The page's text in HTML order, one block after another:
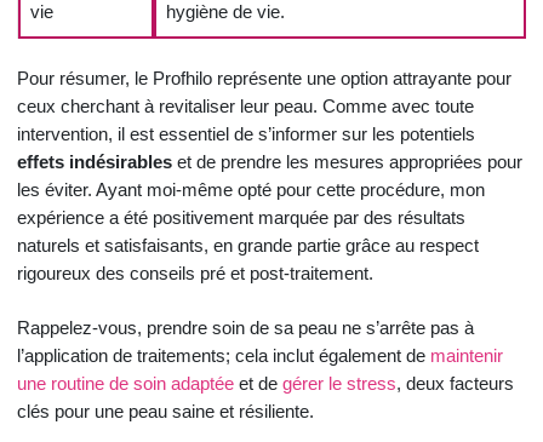
vie
hygiène de vie.
Pour résumer, le Profhilo représente une option attrayante pour
ceux cherchant à revitaliser leur peau. Comme avec toute
intervention, il est essentiel de s’informer sur les potentiels
effets indésirables et de prendre les mesures appropriées pour
les éviter. Ayant moi-même opté pour cette procédure, mon
expérience a été positivement marquée par des résultats
naturels et satisfaisants, en grande partie grâce au respect
rigoureux des conseils pré et post-traitement.
Rappelez-vous, prendre soin de sa peau ne s’arrête pas à
l’application de traitements; cela inclut également de maintenir
une routine de soin adaptée et de gérer le stress, deux facteurs
clés pour une peau saine et résiliente.